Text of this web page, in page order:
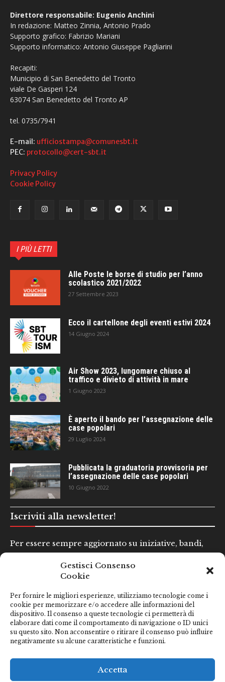
Gestisci Consenso
Cookie
Per fornire le migliori esperienze, utilizziamo tecnologie come i
cookie per memorizzare e/o accedere alle informazioni del
dispositivo. Il consenso a queste tecnologie ci permetterà di
elaborare dati come il comportamento di navigazione o ID unici
su questo sito. Non acconsentire o ritirare il consenso può influire
negativamente su alcune caratteristiche e funzioni.
Accetta
Direttore responsabile: Eugenio Anchini
In redazione: Matteo Zinnia, Antonio Prado
Supporto grafico: Fabrizio Mariani
Supporto informatico: Antonio Giuseppe Pagliarini
Recapiti:
Municipio di San Benedetto del Tronto
viale De Gasperi 124
63074 San Benedetto del Tronto AP
tel. 0735/7941
E-mail: ufficiostampa@comunesbt.it
PEC: protocollo@cert-sbt.it
Privacy Policy
Cookie Policy
I PIÙ LETTI
Alle Poste le borse di studio per l’anno
scolastico 2021/2022
27 Settembre 2023
Ecco il cartellone degli eventi estivi 2024
14 Giugno 2024
Air Show 2023, lungomare chiuso al
traffico e divieto di attività in mare
1 Giugno 2023
È aperto il bando per l’assegnazione delle
case popolari
29 Luglio 2024
Pubblicata la graduatoria provvisoria per
l’assegnazione delle case popolari
10 Giugno 2022
Iscriviti alla newsletter!
Per essere sempre aggiornato su iniziative, bandi,
Email*